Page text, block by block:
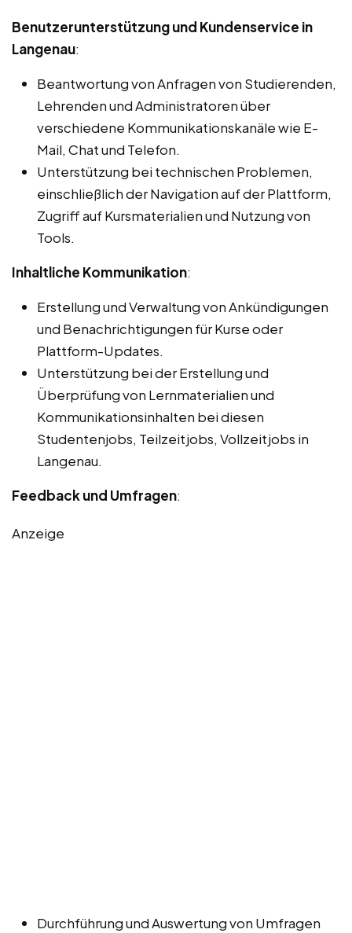
Benutzerunterstützung und Kundenservice in
Langenau:
Beantwortung von Anfragen von Studierenden,
Lehrenden und Administratoren über
verschiedene Kommunikationskanäle wie E-
Mail, Chat und Telefon.
Unterstützung bei technischen Problemen,
einschließlich der Navigation auf der Plattform,
Zugriff auf Kursmaterialien und Nutzung von
Tools.
Inhaltliche Kommunikation:
Erstellung und Verwaltung von Ankündigungen
und Benachrichtigungen für Kurse oder
Plattform-Updates.
Unterstützung bei der Erstellung und
Überprüfung von Lernmaterialien und
Kommunikationsinhalten bei diesen
Studentenjobs, Teilzeitjobs, Vollzeitjobs in
Langenau.
Feedback und Umfragen:
Anzeige
Durchführung und Auswertung von Umfragen